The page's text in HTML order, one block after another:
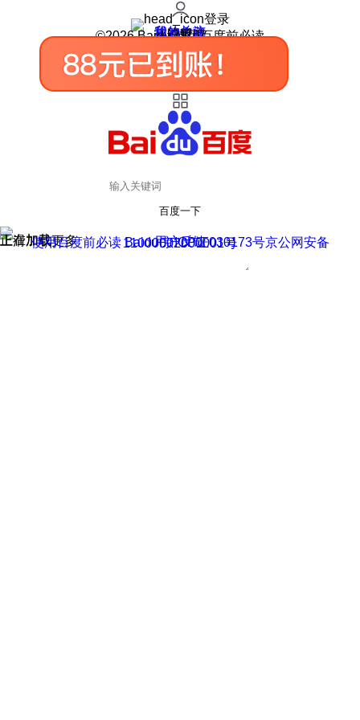
登录
我的关注
我的收藏
皮肤中心
用户反馈
设置
©2026 Baidu 使用百度前必读
百度一下
正在加载
上滑加载更多 用户反馈
使用百度前必读 Baidu 京ICP证030173号
京公网安备11000002000001号